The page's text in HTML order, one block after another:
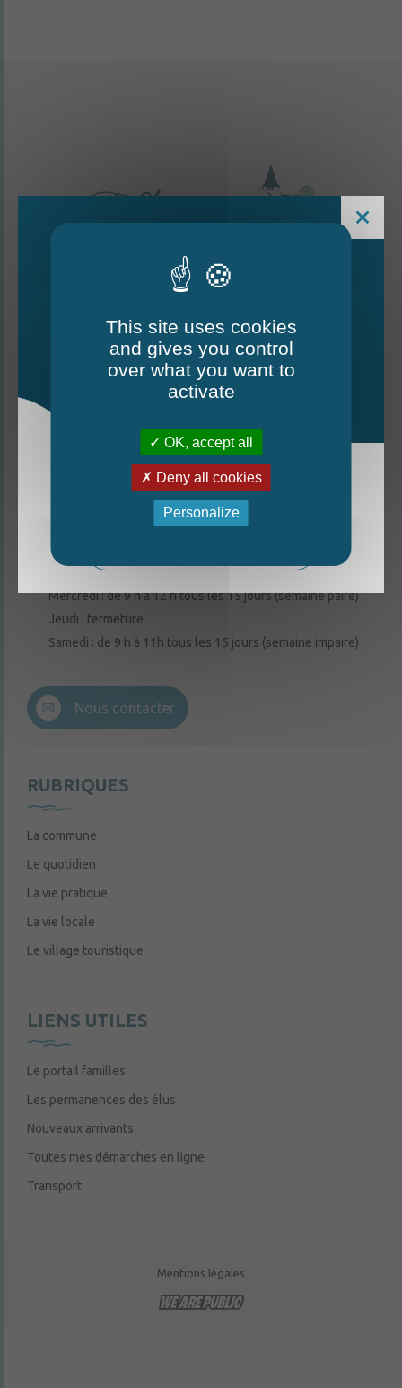
CONTACTEZ-NOUS
6 rue de la Harderie, 49220 Thorigné d’Anjou
Lundi, mardi, vendredi : de 9 h à 12 h
Mercredi : de 9 h à 12 h tous les 15 jours (semaine paire)
Jeudi : fermeture
Samedi : de 9 h à 11h tous les 15 jours (semaine impaire)
Nous contacter
RUBRIQUES
La commune
Le quotidien
La vie pratique
La vie locale
Le village touristique
LIENS UTILES
Le portail familles
Les permanences des élus
Nouveaux arrivants
Toutes mes démarches en ligne
Transport
Mentions légales
Le Mag - édition estivale
La nouvelle édition du Mag est arrivée!
This site uses cookies
and gives you control
over what you want to
activate
OK, accept all
Deny all cookies
Personalize